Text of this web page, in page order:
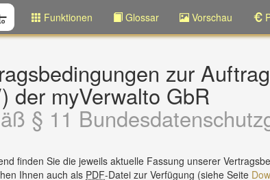
Funktionen Glossar Vorschau
zur
der myVerwalto GbR
§ 11
finden Sie die jeweils aktuelle Fassung unserer
Ihnen auch als PDF-Datei zur Verfügung (siehe Seite